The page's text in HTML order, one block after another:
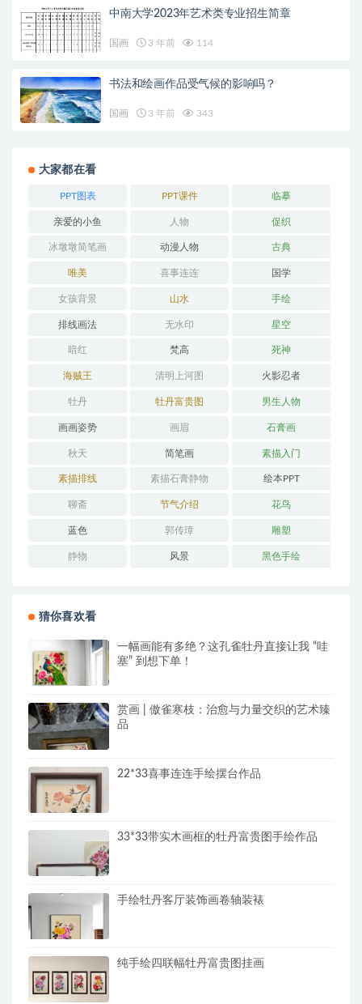
中南大学2023年艺术类专业招生简章
国画 3 年前 114
书法和绘画作品受气候的影响吗？
国画 3 年前 343
大家都在看
PPT图表 PPT课件 临摹
亲爱的小鱼 人物 促织
冰墩墩简笔画 动漫人物 古典
唯美 喜事连连 国学
女孩背景 山水 手绘
排线画法 无水印 星空
暗红 梵高 死神
海贼王 清明上河图 火影忍者
牡丹 牡丹富贵图 男生人物
画画姿势 画眉 石膏画
秋天 简笔画 素描入门
素描排线 素描石膏静物 绘本PPT
聊斋 节气介绍 花鸟
蓝色 郭传璋 雕塑
静物 风景 黑色手绘
猜你喜欢看
一幅画能有多绝？这孔雀牡丹直接让我 “哇
塞” 到想下单！
赏画 | 傲雀寒枝：治愈与力量交织的艺术臻
品
22*33喜事连连手绘摆台作品
33*33带实木画框的牡丹富贵图手绘作品
手绘牡丹客厅装饰画卷轴装裱
纯手绘四联幅牡丹富贵图挂画